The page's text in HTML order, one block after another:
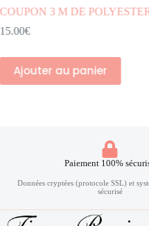
Lire la suite
Paiement 100%
Données cryptées (protocole SSL) et
sécurisé